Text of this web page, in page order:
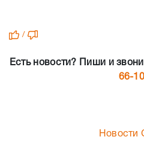
/
Есть новости? Пиши и
66-
Новости